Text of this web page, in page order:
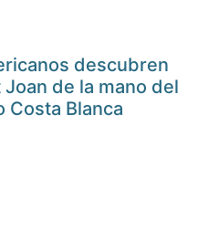
descubren
de la mano del
Costa Blanca